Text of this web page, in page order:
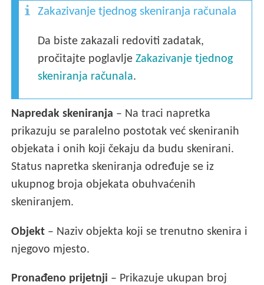
Zakazivanje tjednog skeniranja računala
Da biste zakazali redoviti zadatak,
pročitajte poglavljeZakazivanje tjednog
skeniranja računala.
Napredak skeniranja – Na traci napretka
prikazuju se paralelno postotak već skeniranih
objekata i onih koji čekaju da budu skenirani.
Status napretka skeniranja određuje se iz
ukupnog broja objekata obuhvaćenih
skeniranjem.
Objekt – Naziv objekta koji se trenutno skenira i
njegovo mjesto.
Pronađeno prijetnji – Prikazuje ukupan broj